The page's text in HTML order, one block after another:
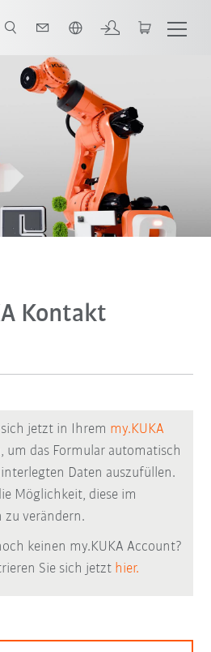
Kontakt
sich jetzt in Ihrem my.KUKA
um das Formular automatisch
Daten auszufüllen.
Möglichkeit, diese im
zu verändern.
keinen my.KUKA Account?
Sie sich jetzt hier.